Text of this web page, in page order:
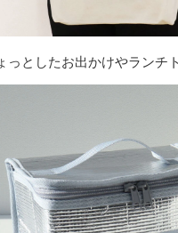
としたお出かけやランチ